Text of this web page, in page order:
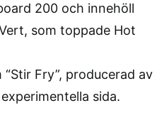
200 och innehöll
som toppade Hot
Fry”, producerad av
sida.